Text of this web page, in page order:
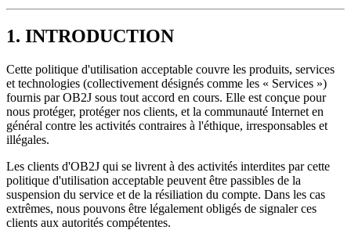
1. INTRODUCTION
Cette politique d'utilisation acceptable couvre les produits, services
et technologies (collectivement désignés comme les « Services »)
fournis par OB2J sous tout accord en cours. Elle est conçue pour
nous protéger, protéger nos clients, et la communauté Internet en
général contre les activités contraires à l'éthique, irresponsables et
illégales.
Les clients d'OB2J qui se livrent à des activités interdites par cette
politique d'utilisation acceptable peuvent être passibles de la
suspension du service et de la résiliation du compte. Dans les cas
extrêmes, nous pouvons être légalement obligés de signaler ces
clients aux autorités compétentes.